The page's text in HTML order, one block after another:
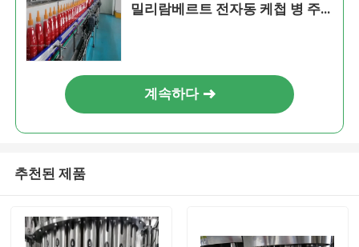
밀리람베르트 전자동 케첩 병 주
계속하다
추천된 제품